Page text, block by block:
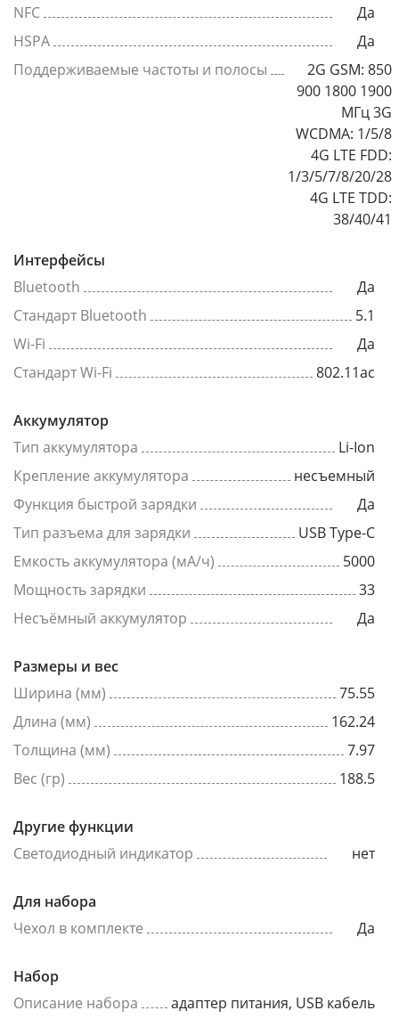
NFC
Да
HSPA
Да
Поддерживаемые частоты и полосы
2G GSM: 850
900 1800 1900
МГц 3G
WCDMA: 1/5/8
4G LTE FDD:
1/3/5/7/8/20/28
4G LTE TDD:
38/40/41
Интерфейсы
Bluetooth
Да
Стандарт Bluetooth
5.1
Wi-Fi
Да
Стандарт Wi-Fi
802.11ac
Аккумулятор
Тип аккумулятора
Li-Ion
Крепление аккумулятора
несъемный
Функция быстрой зарядки
Да
Тип разъема для зарядки
USB Type-C
Емкость аккумулятора (мА/ч)
5000
Мощность зарядки
33
Несъёмный аккумулятор
Да
Размеры и вес
Ширина (мм)
75.55
Длина (мм)
162.24
Толщина (мм)
7.97
Вес (гр)
188.5
Другие функции
Светодиодный индикатор
нет
Для набора
Чехол в комплекте
Да
Набор
Описание набора
адаптер питания, USB кабель